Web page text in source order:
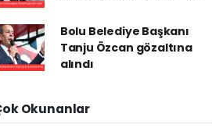
Bolu Belediye Başkanı
Tanju Özcan gözaltına
alındı
Okunanlar